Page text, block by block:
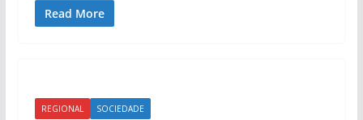
Read More
REGIONAL SOCIEDADE